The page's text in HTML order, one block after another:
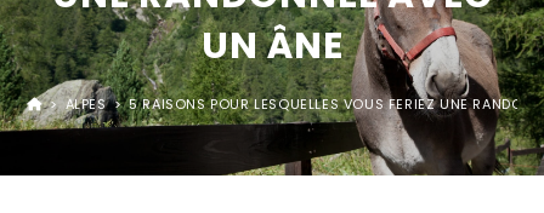
UN ÂNE
> ALPES > 5 RAISONS POUR LESQUELLES VOUS FERIEZ UNE